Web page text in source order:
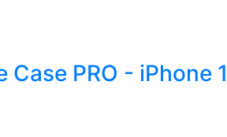
Case PRO - iPhone